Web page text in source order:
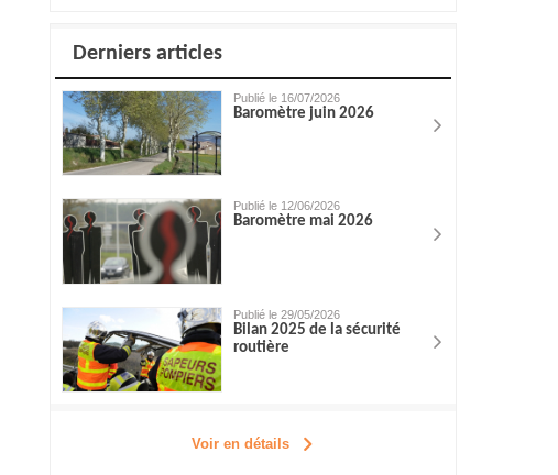
Derniers articles
Publié le 16/07/2026
Baromètre juin 2026
Publié le 12/06/2026
Baromètre mai 2026
Publié le 29/05/2026
Bilan 2025 de la sécurité
routière
Voir en détails